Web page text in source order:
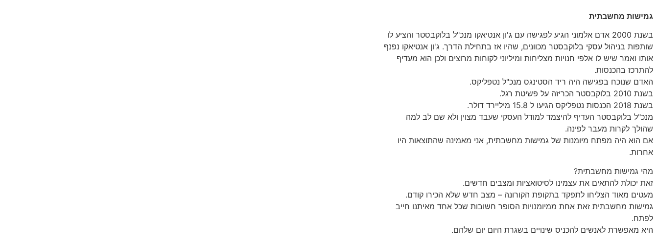
גמישות מחשבתית
בשנת 2000 אדם אלמוני הגיע לפגישה עם ג'ון אנטיאקו מנכ"ל בלוקבסטר והציע לו
שותפות בניהול עסקי בלוקבסטר מכוונים, שהיו אז בתחילת הדרך. ג'ון אנטיאקו נפנף
אותו ואמר שיש לו אלפי חנויות מצליחות ומיליוני לקוחות מרוצים ולכן הוא מעדיף
להתרכז בהכנסות.
האדם שנוכח בפגישה היה ריד הסטינגס מנכ"ל נטפליקס.
בשנת 2010 בלוקבסטר הכריזה על פשיטת רגל.
בשנת 2018 הכנסות נטפליקס הגיעו ל 15.8 מיליירד דולר.
מנכ"ל בלוקבסטר העדיף להיצמד למודל העסקי שעבד מצוין ולא שם לב למה
שהולך לקרות מעבר לפינה.
אם הוא היה מפתח מיומנות של גמישות מחשבתית, אני מאמינה שהתוצאות היו
אחרות.
מהי גמישות מחשבתית?
זאת יכולת להתאים את עצמינו לסיטואציות ומצבים חדשים.
מעטים מאוד הצליחו לתפקד בתקופת הקורונה – מצב חדש שלא הכירו קודם.
גמישות מחשבתית זאת אחת ממיומנויות הסופר חשובות שכל אחד מאיתנו חייב
לפתח.
היא מאפשרת לאנשים להכניס שינויים בשגרת היום יום שלהם.